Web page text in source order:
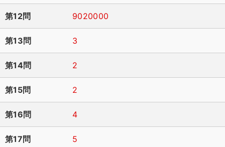
第12問 9020000
第13問 3
第14問 2
第15問 2
第16問 4
第17問 5